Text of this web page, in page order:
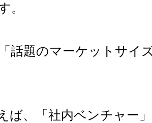
。
話題のマーケットサイ
ば、「社内ベンチャー